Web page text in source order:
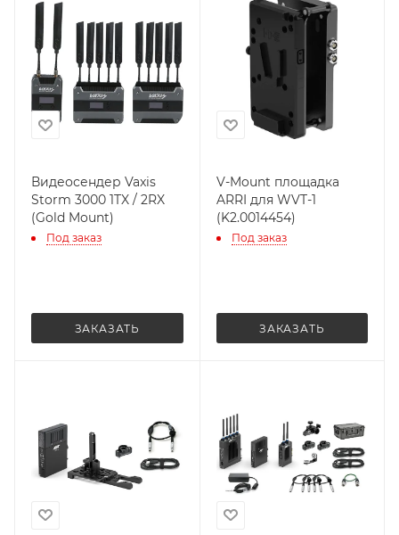
Видеосендер Vaxis
Storm 3000 1TX / 2RX
(Gold Mount)
Под заказ
ЗАКАЗАТЬ
V-Mount площадка
ARRI для WVT-1
(K2.0014454)
Под заказ
ЗАКАЗАТЬ